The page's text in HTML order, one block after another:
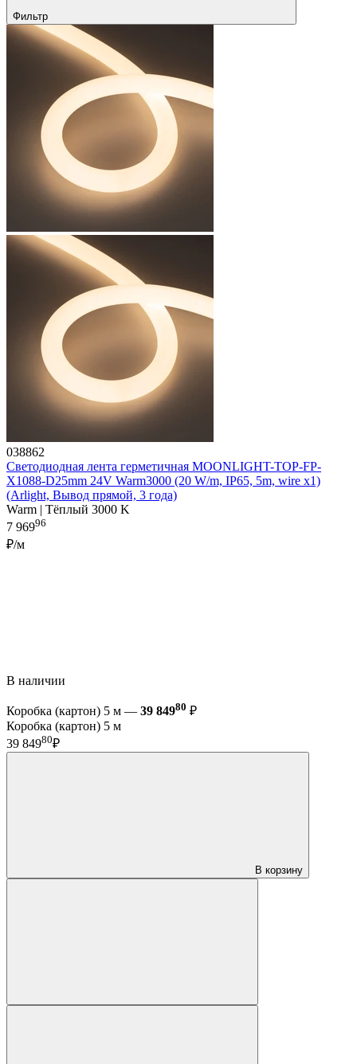
Фильтр
038862
Светодиодная лента герметичная MOONLIGHT-TOP-FP-
X1088-D25mm 24V Warm3000 (20 W/m, IP65, 5m, wire x1)
(Arlight, Вывод прямой, 3 года)
Warm | Тёплый 3000 K
7 96996
₽/м
В наличии
Коробка (картон) 5 м — 39 84980 ₽
Коробка (картон) 5 м
39 84980₽
В корзину